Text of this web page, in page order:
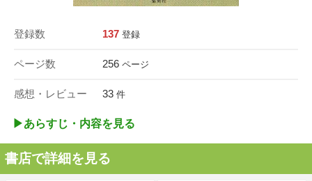
登録数 137 登録
ページ数 256 ページ
感想・レビュー 33 件
▶︎あらすじ・内容を見る
書店で詳細を見る